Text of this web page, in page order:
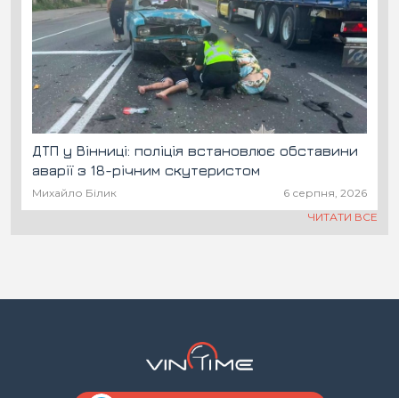
ДТП у Вінниці: поліція встановлює обставини
аварії з 18-річним скутеристом
Михайло Білик
6 серпня, 2026
ЧИТАТИ ВСЕ